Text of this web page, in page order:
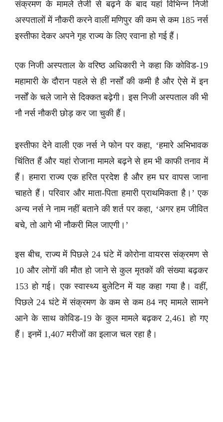
संक्रमण के मामले तेजी से बढ़ने के बाद यहां विभिन्न निजी
अस्पतालों में नौकरी करने वालीं मणिपुर की कम से कम 185 नर्स
इस्तीफा देकर अपने गृह राज्य के लिए रवाना हो गई हैं।
एक निजी अस्पताल के वरिष्ठ अधिकारी ने कहा कि कोविड-19
महामारी के दौरान पहले से ही नर्सों की कमी है और ऐसे में इन
नर्सों के चले जाने से दिक्कत बढ़ेगी। इस निजी अस्पताल की भी
नौ नर्स नौकरी छोड़ कर जा चुकी हैं।
इस्तीफा देने वाली एक नर्स ने फोन पर कहा, ‘हमारे अभिभावक
चिंतित हैं और यहां रोजाना मामले बढ़ने से हम भी काफी तनाव में
हैं। हमारा राज्य एक हरित प्रदेश है और हम घर वापस जाना
चाहते हैं। परिवार और माता-पिता हमारी प्राथमिकता है।’ एक
अन्य नर्स ने नाम नहीं बताने की शर्त पर कहा, ‘अगर हम जीवित
बचे, तो आगे भी नौकरी मिल जाएगी।’
इस बीच, राज्य में पिछले 24 घंटे में कोरोना वायरस संक्रमण से
10 और लोगों की मौत हो जाने से कुल मृतकों की संख्या बढ़कर
153 हो गई। एक स्वास्थ्य बुलेटिन में यह कहा गया है। वहीं,
पिछले 24 घंटे में संक्रमण के कम से कम 84 नए मामले सामने
आने के साथ कोविड-19 के कुल मामले बढ़कर 2,461 हो गए
हैं। इनमें 1,407 मरीजों का इलाज चल रहा है।